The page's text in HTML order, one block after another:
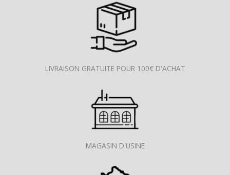
LIVRAISON GRATUITE POUR 100€ D'ACHAT
MAGASIN D'USINE